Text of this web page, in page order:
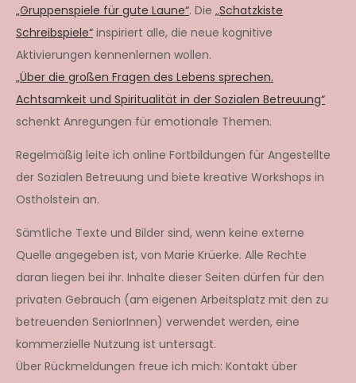
„Gruppenspiele für gute Laune“. Die „Schatzkiste
Schreibspiele“ inspiriert alle, die neue kognitive
Aktivierungen kennenlernen wollen.
„Über die großen Fragen des Lebens sprechen.
Achtsamkeit und Spiritualität in der Sozialen Betreuung“
schenkt Anregungen für emotionale Themen.
Regelmäßig leite ich online Fortbildungen für Angestellte
der Sozialen Betreuung und biete kreative Workshops in
Ostholstein an.
Sämtliche Texte und Bilder sind, wenn keine externe
Quelle angegeben ist, von Marie Krüerke. Alle Rechte
daran liegen bei ihr. Inhalte dieser Seiten dürfen für den
privaten Gebrauch (am eigenen Arbeitsplatz mit den zu
betreuenden SeniorInnen) verwendet werden, eine
kommerzielle Nutzung ist untersagt.
Über Rückmeldungen freue ich mich: Kontakt über